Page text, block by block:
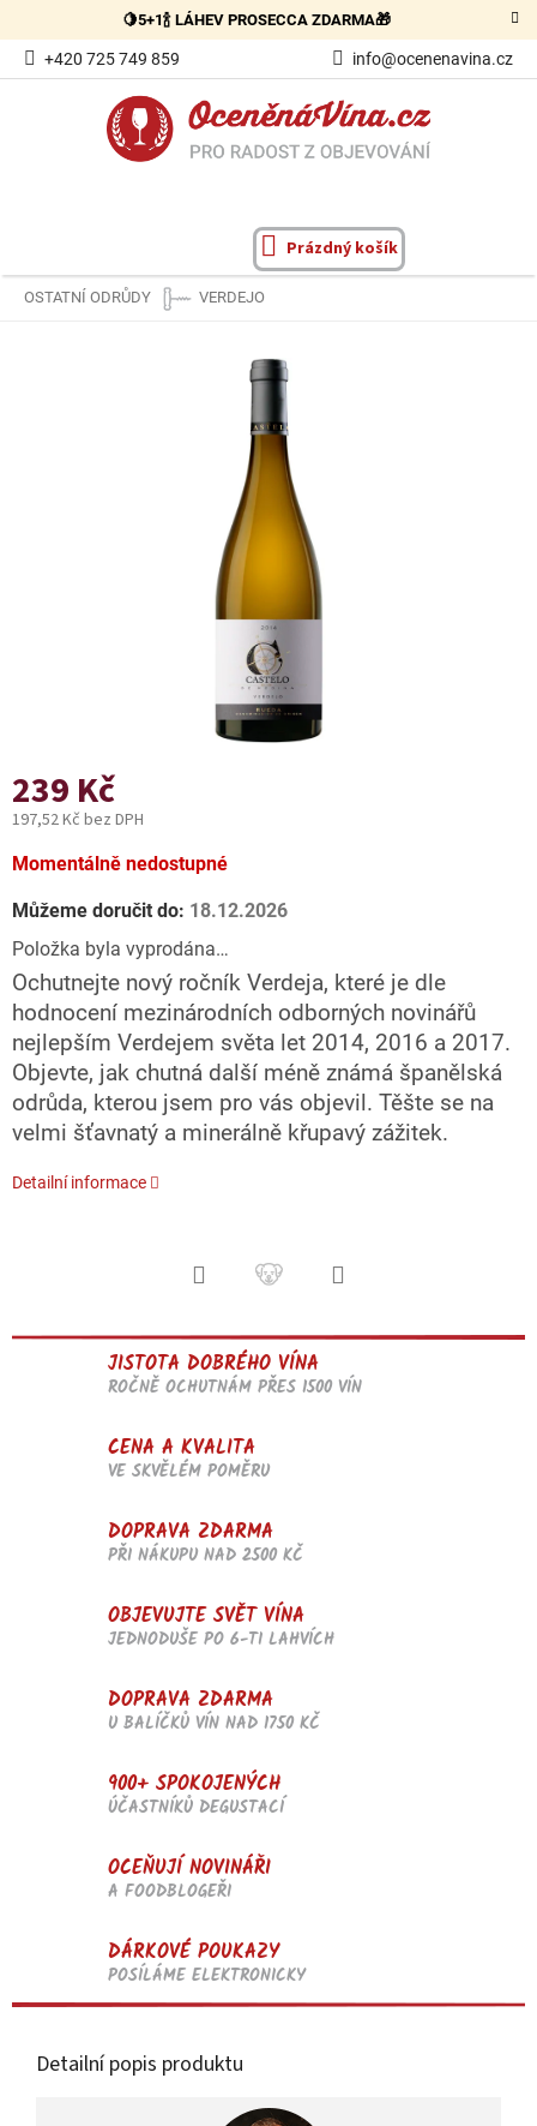
obsah
🍋5+1🍾 LÁHEV PROSECCA ZDARMA🎁
+420 725 749 859 info@ocenenavina.cz
NÁKUPNÍ
Prázdný košík
OSTATNÍ ODRŮDY VERDEJO
239 Kč
197,52 Kč bez DPH
Měrná
Momentálně nedostupné
Můžeme doručit do: 18.12.2026
Položka byla vyprodána…
Ochutnejte nový ročník Verdeja, které je dle
hodnocení mezinárodních odborných novinářů
nejlepším Verdejem světa let 2014, 2016 a 2017.
Objevte, jak chutná další méně známá španělská
odrůda, kterou jsem pro vás objevil. Těšte se na
velmi šťavnatý a minerálně křupavý zážitek.
Detailní informace
JISTOTA DOBRÉHO VÍNA
ROČNĚ OCHUTNÁM PŘES 1500 VÍN
CENA A KVALITA
VE SKVĚLÉM POMĚRU
DOPRAVA ZDARMA
PŘI NÁKUPU NAD 2500 KČ
OBJEVUJTE SVĚT VÍNA
JEDNODUŠE PO 6-TI LAHVÍCH
DOPRAVA ZDARMA
U BALÍČKŮ VÍN NAD 1750 KČ
900+ SPOKOJENÝCH
ÚČASTNÍKŮ DEGUSTACÍ
OCEŇUJÍ NOVINÁŘI
A FOODBLOGEŘI
DÁRKOVÉ POUKAZY
POSÍLÁME ELEKTRONICKY
Detailní popis produktu